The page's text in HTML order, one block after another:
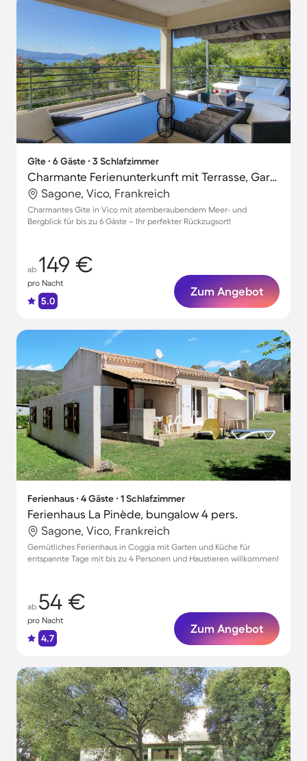
Gîte ∙ 6 Gäste ∙ 3 Schlafzimmer
Charmante Ferienunterkunft mit Terrasse, Garten und Grill | Bergblick | Strand in der Nähe
Sagone, Vico, Frankreich
Charmantes Gite in Vico mit atemberaubendem Meer- und
Bergblick für bis zu 6 Gäste – Ihr perfekter Rückzugsort!
ab 149 €
pro Nacht
5.0
Zum Angebot
Ferienhaus ∙ 4 Gäste ∙ 1 Schlafzimmer
Ferienhaus La Pinède, bungalow 4 pers.
Sagone, Vico, Frankreich
Gemütliches Ferienhaus in Coggia mit Garten und Küche für
entspannte Tage mit bis zu 4 Personen und Haustieren willkommen!
ab 54 €
pro Nacht
4.7
Zum Angebot